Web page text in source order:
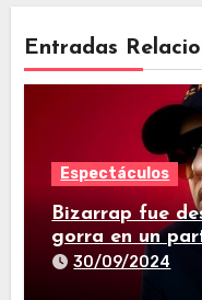
Entradas
Espectáculos
Bizarrap fue
gorra en un
30/09/2024